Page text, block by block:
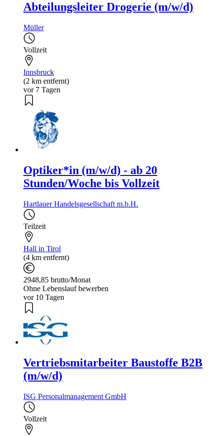
Abteilungsleiter Drogerie (m/w/d)
Müller
Vollzeit
Innsbruck
(2 km entfernt)
vor 7 Tagen
Optiker*in (m/w/d) - ab 20
Stunden/Woche bis Vollzeit
Hartlauer Handelsgesellschaft m.b.H.
Teilzeit
Hall in Tirol
(4 km entfernt)
2948,85 brutto/Monat
Ohne Lebenslauf bewerben
vor 10 Tagen
Vertriebsmitarbeiter Baustoffe B2B
(m/w/d)
ISG Personalmanagement GmbH
Vollzeit